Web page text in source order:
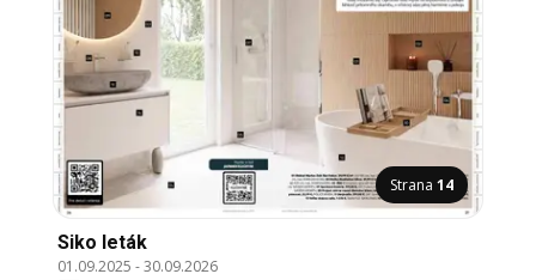
Strana 14
Siko leták
01.09.2025 -30.09.2026